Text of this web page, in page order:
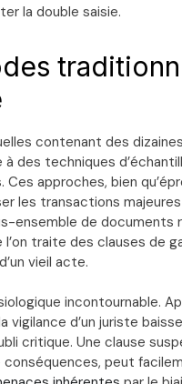
la double saisie.
contenant des
des techniques
approches, bien
les transactions majeures
ensemble de
traite des clauses de
vieil acte.
incontournable.
d’un juriste
critique. Une clause
peut